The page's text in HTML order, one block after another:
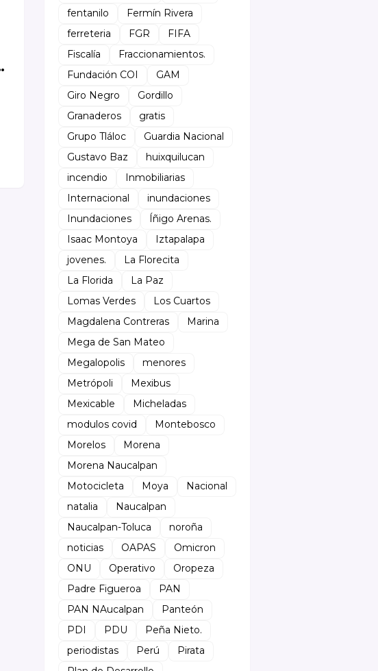
fentanilo
Fermín Rivera
ferreteria
FGR
FIFA
Fiscalía
Fraccionamientos.
Fundación COI
GAM
Giro Negro
Gordillo
Granaderos
gratis
Grupo Tláloc
Guardia Nacional
Gustavo Baz
huixquilucan
incendio
Inmobiliarias
Internacional
inundaciones
Inundaciones
Íñigo Arenas.
Isaac Montoya
Iztapalapa
jovenes.
La Florecita
La Florida
La Paz
Lomas Verdes
Los Cuartos
Magdalena Contreras
Marina
Mega de San Mateo
Megalopolis
menores
Metrópoli
Mexibus
Mexicable
Micheladas
modulos covid
Montebosco
Morelos
Morena
Morena Naucalpan
Motocicleta
Moya
Nacional
natalia
Naucalpan
Naucalpan-Toluca
noroña
noticias
OAPAS
Omicron
ONU
Operativo
Oropeza
Padre Figueroa
PAN
PAN NAucalpan
Panteón
PDI
PDU
Peña Nieto.
periodistas
Perú
Pirata